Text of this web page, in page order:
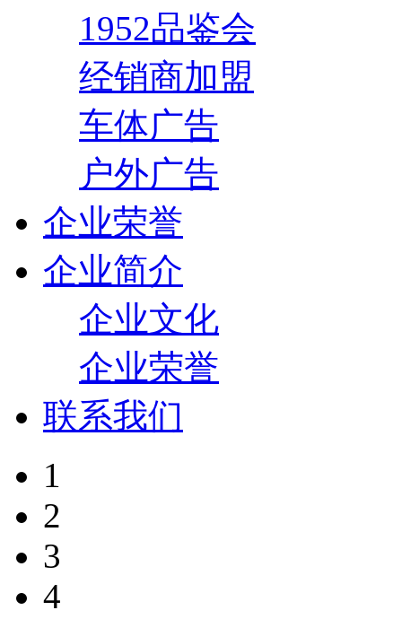
1952品鉴会
经销商加盟
车体广告
户外广告
企业荣誉
企业简介
企业文化
企业荣誉
联系我们
1
2
3
4